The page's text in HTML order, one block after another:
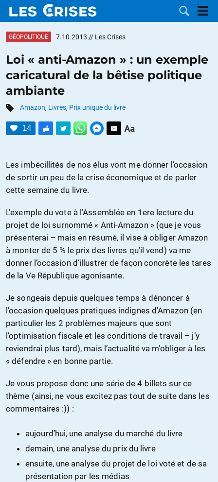
DOSSIERS
CATÉGORIES
MOTS CLÉS
CONTACTER
FAIRE UN
GÉOPOLITIQUE 7.10.2013 // Les Crises
Loi « anti-Amazon » : un exemple
caricatural de la bêtise politique
ambiante
Amazon, Livres, Prix unique du livre
14
Les imbécillités de nos élus vont me donner l’occasion
de sortir un peu de la crise économique et de parler
cette semaine du livre.
L’exemple du vote à l’Assemblée en 1ere lecture du
projet de loi surnommé « Anti-Amazon » (que je vous
présenterai – mais en résumé, il vise à obliger Amazon
à monter de 5 % le prix des livres qu’il vend) va me
donner l’occasion d’illustrer de façon concrète les tares
de la Ve République agonisante.
Je songeais depuis quelques temps à dénoncer à
l’occasion quelques pratiques indignes d’Amazon (en
particulier les 2 problèmes majeurs que sont
l’optimisation fiscale et les conditions de travail – j’y
reviendrai plus tard), mais l’actualité va m’obliger à les
« défendre » en bonne partie.
Je vous propose donc une série de 4 billets sur ce
thème (ainsi, ne vous excitez pas tout de suite dans les
commentaires :)) :
aujourd’hui, une analyse du marché du livre
demain, une analyse du prix du livre
ensuite, une analyse du projet de loi voté et de sa
présentation par les médias